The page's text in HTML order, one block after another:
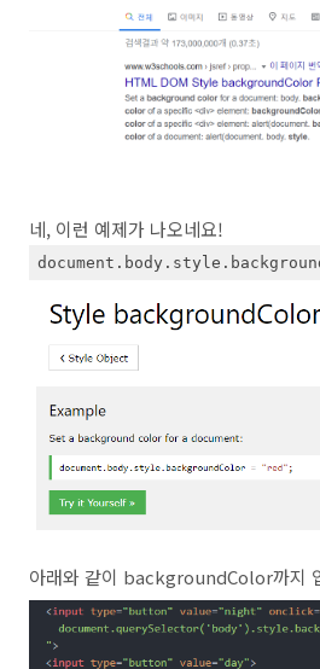
네, 이런 예제가 나오네요!
아래와 같이 backgroundColor까지